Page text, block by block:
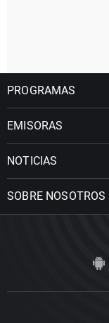
PROGRAMAS
EMISORAS
NOTICIAS
SOBRE NOSOTROS